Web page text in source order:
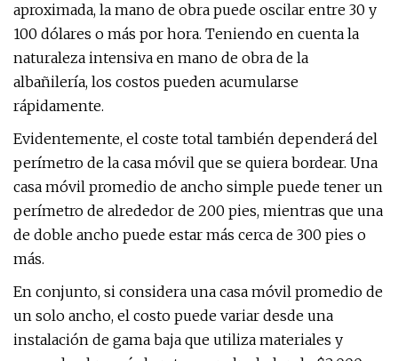
aproximada, la mano de obra puede oscilar entre 30 y
100 dólares o más por hora. Teniendo en cuenta la
naturaleza intensiva en mano de obra de la
albañilería, los costos pueden acumularse
rápidamente.
Evidentemente, el coste total también dependerá del
perímetro de la casa móvil que se quiera bordear. Una
casa móvil promedio de ancho simple puede tener un
perímetro de alrededor de 200 pies, mientras que una
de doble ancho puede estar más cerca de 300 pies o
más.
En conjunto, si considera una casa móvil promedio de
un solo ancho, el costo puede variar desde una
instalación de gama baja que utiliza materiales y